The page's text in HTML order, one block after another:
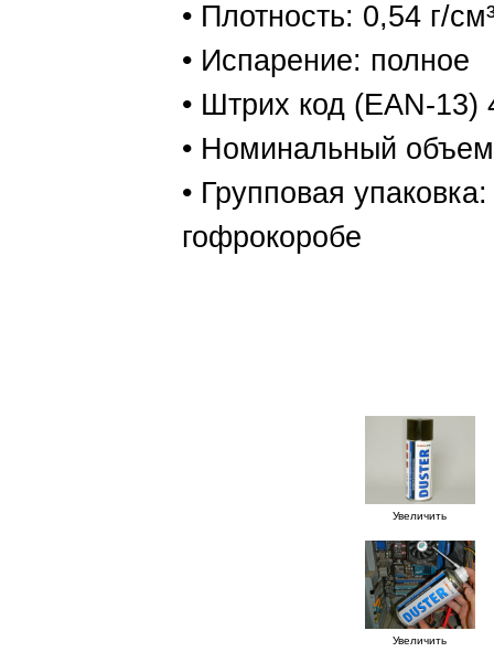
• Плотность: 0,54 г/
• Испарение: полное
• Штрих код (EAN-13)
• Номинальный
• Групповая
гофрокоробе
Увеличить
Увеличить